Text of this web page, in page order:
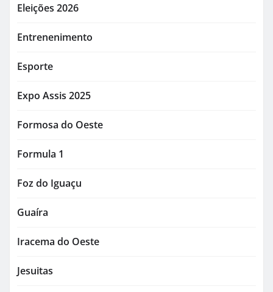
Eleições 2026
Entrenenimento
Esporte
Expo Assis 2025
Formosa do Oeste
Formula 1
Foz do Iguaçu
Guaíra
Iracema do Oeste
Jesuitas